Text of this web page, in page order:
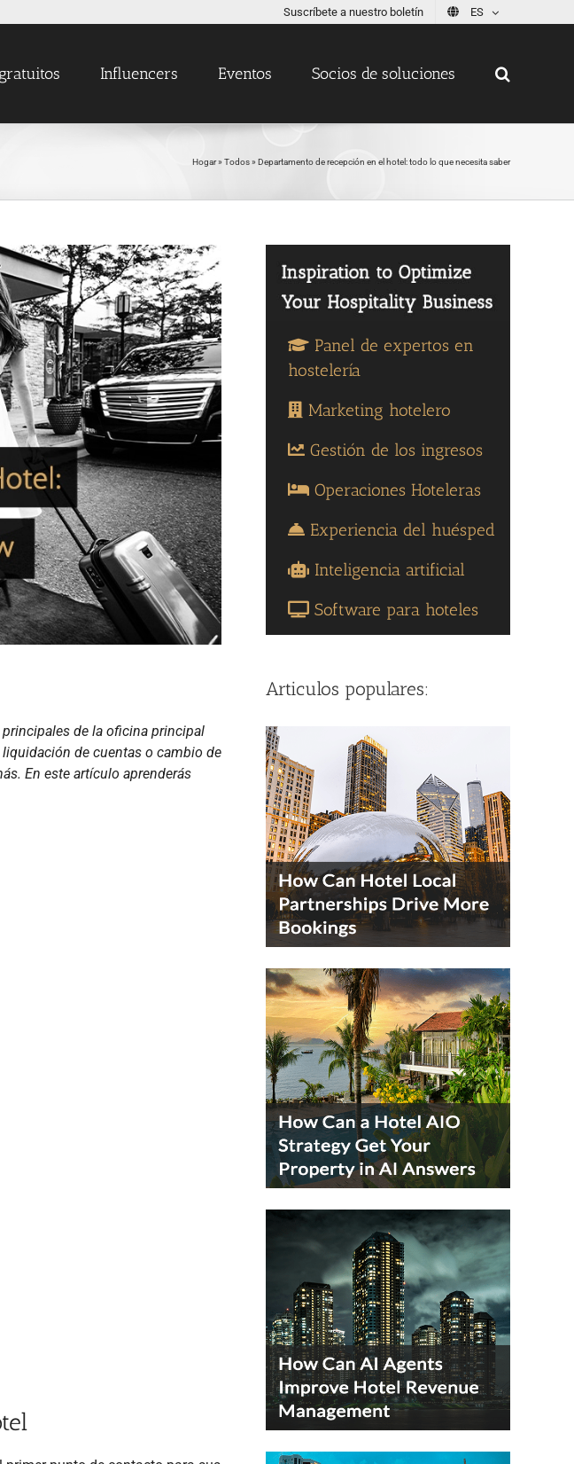
Suscríbete a nuestro boletín ES
Influencers Eventos Socios de soluciones
Hogar» Todos» Departamento de recepción en el hotel: todo lo que necesita saber
de la oficina principal
de cuentas o cambio de
En este artículo aprenderás
Panel de expertos en
hostelería
Marketing hotelero
Gestión de los ingresos
Operaciones Hoteleras
Experiencia del huésped
Inteligencia artificial
Software para hoteles
Articulos populares: